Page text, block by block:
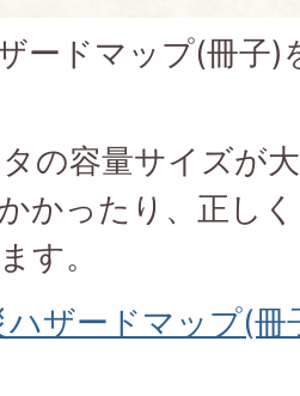
ードマップ(冊子)
の容量サイズが
かったり、正し
す。
ハザードマップ(